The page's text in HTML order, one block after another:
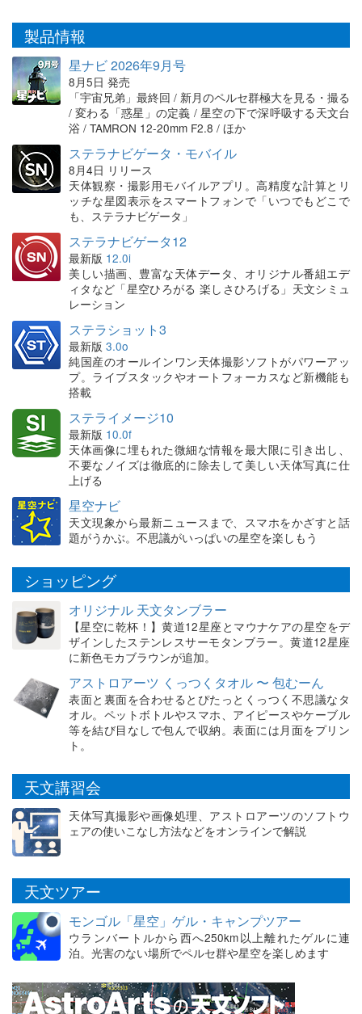
製品情報
星ナビ 2026年9月号
8月5日 発売
「宇宙兄弟」最終回 / 新月のペルセ群極大を見る・撮る
/ 変わる「惑星」の定義 / 星空の下で深呼吸する天文台
浴 / TAMRON 12-20mm F2.8 / ほか
ステラナビゲータ・モバイル
8月4日 リリース
天体観察・撮影用モバイルアプリ。高精度な計算とリ
ッチな星図表示をスマートフォンで「いつでもどこで
も、ステラナビゲータ」
ステラナビゲータ12
最新版 12.0i
美しい描画、豊富な天体データ、オリジナル番組エデ
ィタなど「星空ひろがる 楽しさひろげる」天文シミュ
レーション
ステラショット3
最新版 3.0o
純国産のオールインワン天体撮影ソフトがパワーアッ
プ。ライブスタックやオートフォーカスなど新機能も
搭載
ステライメージ10
最新版 10.0f
天体画像に埋もれた微細な情報を最大限に引き出し、
不要なノイズは徹底的に除去して美しい天体写真に仕
上げる
星空ナビ
天文現象から最新ニュースまで、スマホをかざすと話
題がうかぶ。不思議がいっぱいの星空を楽しもう
ショッピング
オリジナル 天文タンブラー
【星空に乾杯！】黄道12星座とマウナケアの星空をデ
ザインしたステンレスサーモタンブラー。黄道12星座
に新色モカブラウンが追加。
アストロアーツ くっつくタオル 〜 包むーん
表面と裏面を合わせるとぴたっとくっつく不思議なタ
オル。ペットボトルやスマホ、アイピースやケーブル
等を結び目なしで包んで収納。表面には月面をプリン
ト。
天文講習会
天体写真撮影や画像処理、アストロアーツのソフトウ
ェアの使いこなし方法などをオンラインで解説
天文ツアー
モンゴル「星空」ゲル・キャンプツアー
ウランバートルから西へ250km以上離れたゲルに連
泊。光害のない場所でペルセ群や星空を楽しめます